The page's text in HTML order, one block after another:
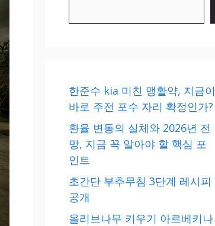
한준수 kia 미친 맹활약, 지금이
바로 주전 포수 자리 확정인가?
환율 변동의 실체와 2026년 전
망, 지금 꼭 알아야 할 핵심 포
인트
초간단 부추무침 3단계 레시피
공개
올리브나무 키우기 아르베키나